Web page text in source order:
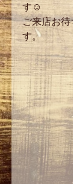
す☺
ご来店お
す。